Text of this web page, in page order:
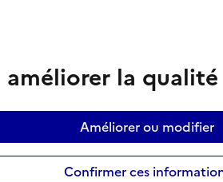
améliorer la
Améliorer ou modifier
Confirmer ces